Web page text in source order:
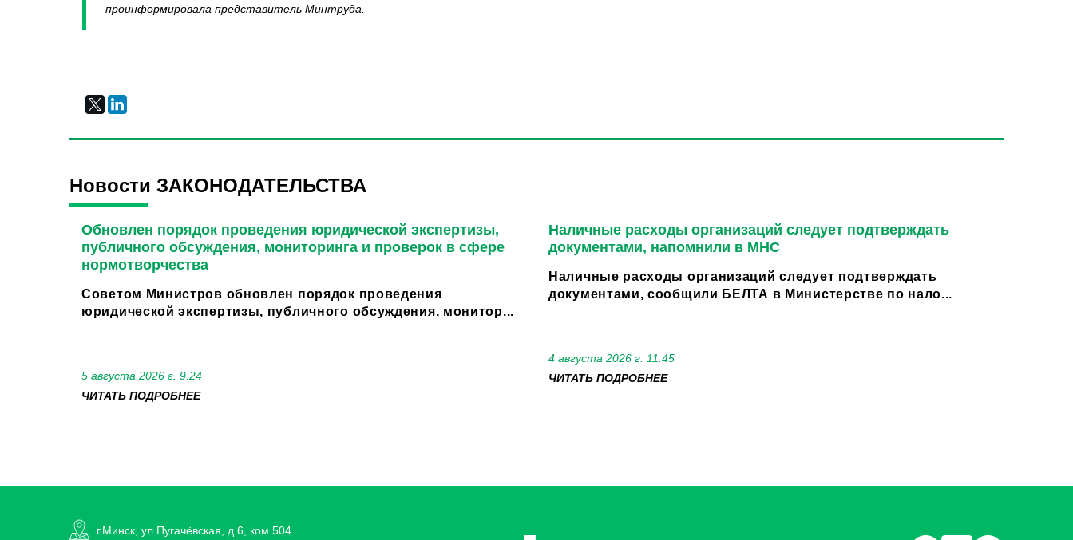
проинформировала представитель Минтруда.
Новости ЗАКОНОДАТЕЛЬСТВА
Обновлен порядок проведения юридической экспертизы,
публичного обсуждения, мониторинга и проверок в сфере
нормотворчества
Советом Министров обновлен порядок проведения
юридической экспертизы, публичного обсуждения, монитор...
5 августа 2026 г. 9:24
ЧИТАТЬ ПОДРОБНЕЕ
Наличные расходы организаций следует подтверждать
документами, напомнили в МНС
Наличные расходы организаций следует подтверждать
документами, сообщили БЕЛТА в Министерстве по нало...
4 августа 2026 г. 11:45
ЧИТАТЬ ПОДРОБНЕЕ
г.Минск, ул.Пугачёвская, д.6, ком.504